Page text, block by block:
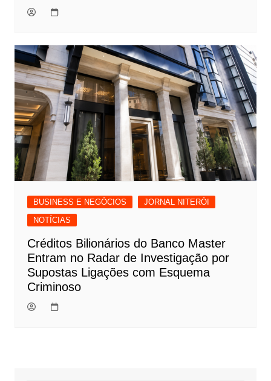
BUSINESS E NEGÓCIOS
JORNAL NITERÓI
NOTÍCIAS
Créditos Bilionários do Banco Master
Entram no Radar de Investigação por
Supostas Ligações com Esquema
Criminoso